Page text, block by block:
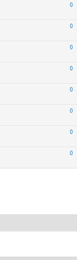
0
0
0
0
0
0
0
0